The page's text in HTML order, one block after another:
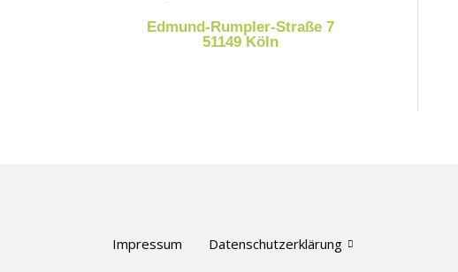
Edmund-Rumpler-Straße 7
51149 Köln​
Impressum Datenschutzerklärung